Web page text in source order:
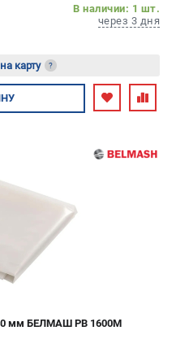
В наличии: 1 шт.
через 3 дня
карту ?
мм БЕЛМАШ PB 1600M